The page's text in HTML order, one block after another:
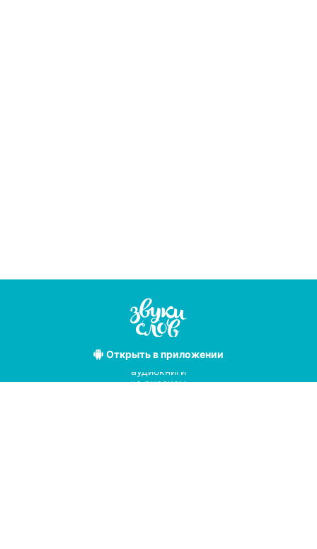
Открытьв приложении
Лучшие
аудиокниги
на русском